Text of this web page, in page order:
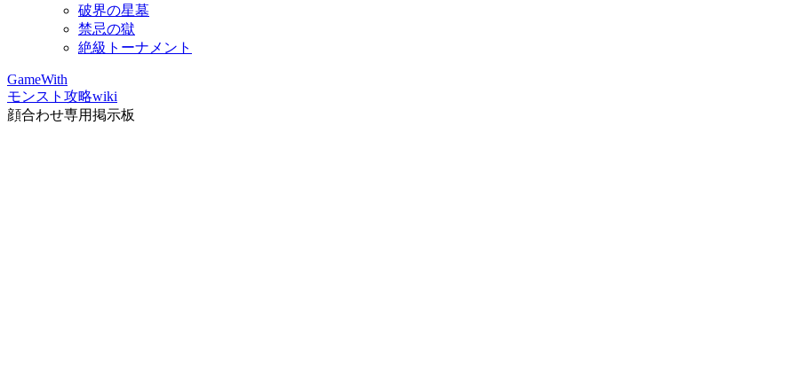
破界の星墓
禁忌の獄
絶級トーナメント
GameWith
モンスト攻略wiki
顔合わせ専用掲示板